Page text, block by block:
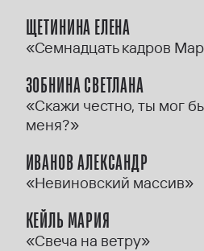
ЩЕТИНИНА ЕЛЕНА
«Семнадцать кадров
ЗОБНИНА СВЕТЛАНА
«Скажи честно, ты мог
меня?»
ИВАНОВ АЛЕКСАНДР
«Невиновский массив»
КЕЙЛЬ МАРИЯ
«Свеча на ветру»